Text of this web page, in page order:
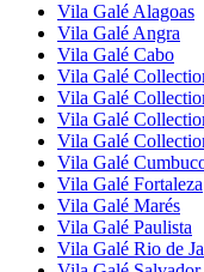
Vila Galé Alagoas
Vila Galé Angra
Vila Galé Cabo
Vila Galé
Vila Galé
Vila Galé
Vila Galé
Vila Galé
Vila Galé Fortaleza
Vila Galé Marés
Vila Galé Paulista
Vila Galé Rio de